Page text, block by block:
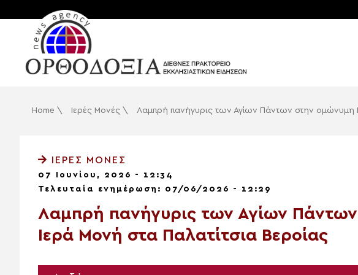
Home \ Ιερές Μονές \ Λαμπρή πανήγυρις των Αγίων Πάντων στην ομώνυμη
ΙΕΡΈΣ ΜΟΝΈΣ
07 Ιουνίου, 2026 - 12:34
Τελευταία ενημέρωση: 07/06/2026 - 12:29
Λαμπρή πανήγυρις των Αγίων
Ιερά Μονή στα Παλατίτσια Βεροίας